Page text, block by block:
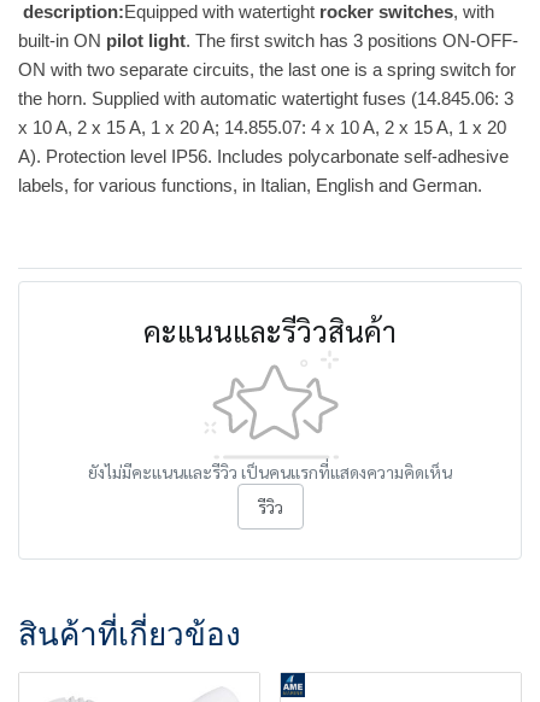
description:Equipped with watertight rocker switches, with
built-in ON pilot light. The first switch has 3 positions ON-OFF-
ON with two separate circuits, the last one is a spring switch for
the horn. Supplied with automatic watertight fuses (14.845.06: 3
x 10 A, 2 x 15 A, 1 x 20 A; 14.855.07: 4 x 10 A, 2 x 15 A, 1 x 20
A). Protection level IP56. Includes polycarbonate self-adhesive
labels, for various functions, in Italian, English and German.
คะแนนและรีวิวสินค้า
ยังไม่มีคะแนนและรีวิว เป็นคนแรกที่แสดงความคิดเห็น
รีวิว
สินค้าที่เกี่ยวข้อง